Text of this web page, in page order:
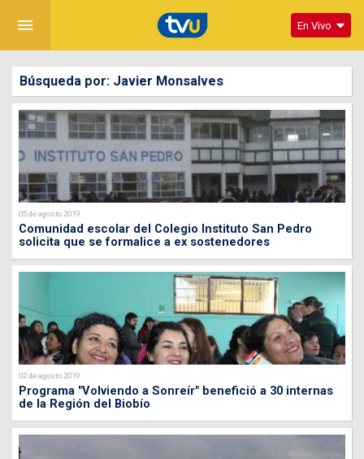
menu En Vivo
Búsqueda por: Javier Monsalves
05 de agosto 2019
Comunidad escolar del Colegio Instituto San Pedro
solicita que se formalice a ex sostenedores
02 de agosto 2019
Programa "Volviendo a Sonreír" benefició a 30 internas
de la Región del Biobío